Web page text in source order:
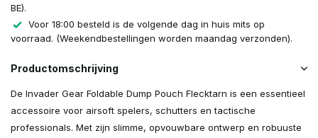
BE).
Voor 18:00 besteld is de volgende dag in huis mits op
voorraad. (Weekendbestellingen worden maandag verzonden).
Productomschrijving
De Invader Gear Foldable Dump Pouch Flecktarn is een essentieel
accessoire voor airsoft spelers, schutters en tactische
professionals. Met zijn slimme, opvouwbare ontwerp en robuuste